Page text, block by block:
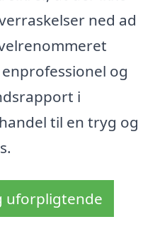
ned ad
og
i
til en tryg og
uforpligtende